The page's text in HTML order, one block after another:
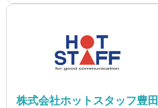
株式会社ホットスタッフ豊田